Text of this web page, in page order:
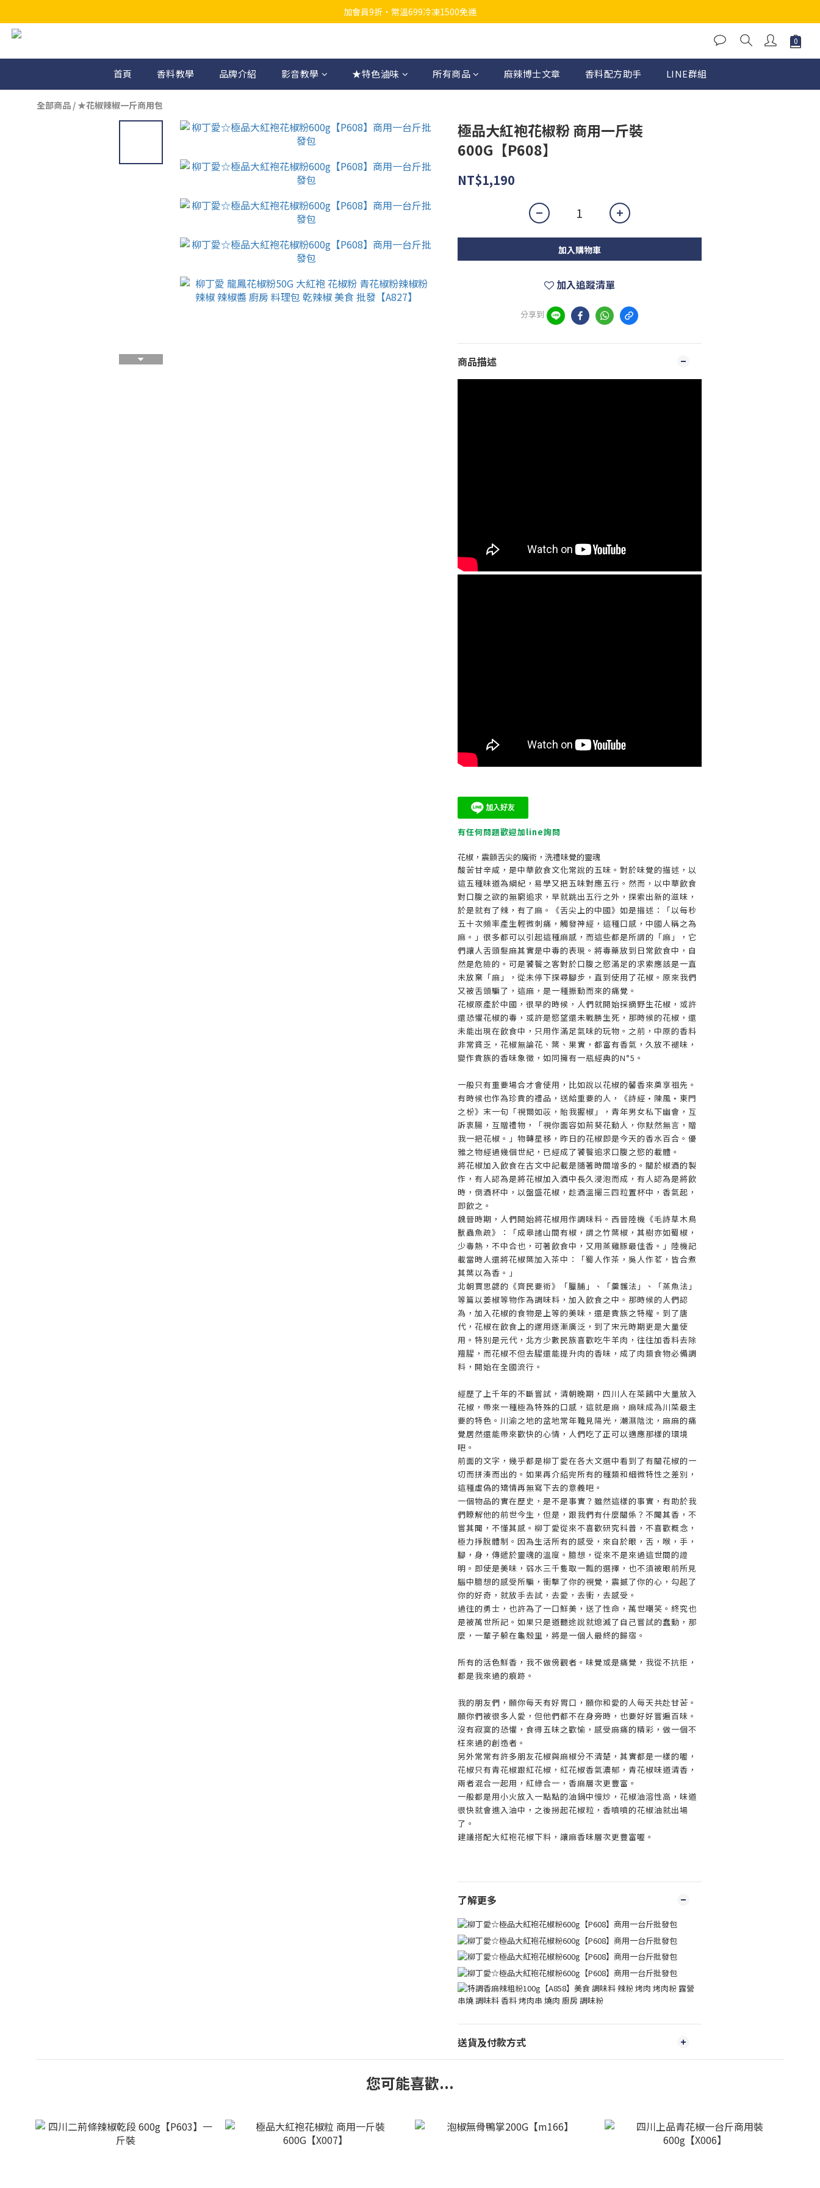
加會員9折・常溫699冷凍1500免運
首頁 香料教學 品牌介紹 影音教學 ★特色滷味 所有商品 麻辣博士文章 香料配方助手 LINE群組
全部商品 / ★花椒辣椒一斤商用包
極品大紅袍花椒粉 商用一斤裝
600G【P608】
NT$1,190
加入購物車
加入追蹤清單
分享到
商品描述
有任何問題歡迎加line詢問
花椒，震顫舌尖的魔術，洗禮味覺的靈魂
酸苦甘辛咸，是中華飲食文化常說的五味。對於味覺的描述，以
這五種味道為綱紀，易學又把五味對應五行。然而，以中華飲食
對口腹之欲的無窮追求，早就跳出五行之外，探索出新的滋味，
於是就有了辣，有了麻。《舌尖上的中國》如是描述：「以每秒
五十次頻率產生輕微刺痛，觸發神經，這種口感，中國人稱之為
麻。」很多都可以引起這種麻感，而這些都是所謂的「麻」，它
們讓人舌頭髮麻其實是中毒的表現。將毒藥放到日常飲食中，自
然是危險的。可是饕餮之客對於口腹之慾滿足的求索應該是一直
未放棄「麻」，從未停下探尋腳步，直到使用了花椒。原來我們
又被舌頭騙了，這麻，是一種振動而來的痛覺。
花椒原產於中國，很早的時候，人們就開始採摘野生花椒，或許
還恐懼花椒的毒，或許是慾望還未戰勝生死，那時候的花椒，還
未能出現在飲食中，只用作滿足氣味的玩物。之前，中原的香料
非常貧乏，花椒無論花、葉、果實，都富有香氣，久放不褪味，
變作貴族的香味象徵，如同擁有一瓶經典的N°5。
一般只有重要場合才會使用，比如說以花椒的馨香來奠享祖先。
有時候也作為珍貴的禮品，送給重要的人，《詩經·陳風·東門
之枌》末一句「視爾如荍，貽我握椒」，青年男女私下幽會，互
訴衷腸，互贈禮物，「視你面容如荊葵花動人，你默然無言，贈
我一把花椒。」物轉星移，昨日的花椒即是今天的香水百合。優
雅之物經過幾個世紀，已經成了饕餮追求口腹之慾的載體。
將花椒加入飲食在古文中記載是隨著時間增多的。關於椒酒的製
作，有人認為是將花椒加入酒中長久浸泡而成，有人認為是將飲
時，倒酒杯中，以盤盛花椒，趁酒溫撮三四粒置杯中，香氣起，
即飲之。
魏晉時期，人們開始將花椒用作調味料。西晉陸機《毛詩草木鳥
獸蟲魚疏》：「成皋諸山間有椒，謂之竹葉椒，其樹亦如蜀椒，
少毒熱，不中合也，可著飲食中，又用蒸雞豚最佳香。」陸機記
載當時人還將花椒葉加入茶中：「蜀人作茶，吳人作茗，皆合煮
其葉以為香。」
北朝賈思勰的《齊民要術》「臘脯」、「羹鑊法」、「蒸魚法」
等篇以姜椒等物作為調味料，加入飲食之中。那時候的人們認
為，加入花椒的食物是上等的美味，還是貴族之特權。到了唐
代，花椒在飲食上的運用逐漸廣泛，到了宋元時期更是大量使
用。特別是元代，北方少數民族喜歡吃牛羊肉，往往加香料去除
羶腥，而花椒不但去腥還能提升肉的香味，成了肉類食物必備調
料，開始在全國流行。
經歷了上千年的不斷嘗試，清朝晚期，四川人在菜餚中大量放入
花椒，帶來一種極為特殊的口感，這就是麻，麻味成為川菜最主
要的特色。川渝之地的盆地常年難見陽光，潮濕陰沈，麻麻的痛
覺居然還能帶來歡快的心情，人們吃了正可以適應那樣的環境
吧。
前面的文字，幾乎都是柳丁愛在各大文選中看到了有關花椒的一
切而拼湊而出的。如果再介紹完所有的種類和細微特性之差別，
這種虛偽的矯情再無寫下去的意義吧。
一個物品的實在歷史，是不是事實？雖然這樣的事實，有助於我
們瞭解他的前世今生，但是，跟我們有什麼關係？不聞其香，不
嘗其聞，不懂其感。柳丁愛從來不喜歡研究科普，不喜歡概念，
極力掙脫體制。因為生活所有的感受，來自於眼，舌，喉，手，
腳，身，傳遞於靈魂的溫度。臆想，從來不是來過這世間的證
明。即使是美味，弱水三千隻取一瓢的選擇，也不須被眼前所見
腦中臆想的感受所騙，衝擊了你的視覺，震撼了你的心，勾起了
你的好奇，就放手去試，去愛，去衝，去感受。
過往的勇士，也許為了一口鮮美，送了性命，萬世嘲笑。終究也
是被萬世所記。如果只是道聽途說就熄滅了自己嘗試的蠢動，那
麼，一輩子躲在龜殼里，將是一個人最終的歸宿。
所有的活色鮮香，我不做傍觀者。味覺或是痛覺，我從不抗拒，
都是我來過的痕跡。
我的朋友們，願你每天有好胃口，願你和愛的人每天共赴甘苦。
願你們被很多人愛，但他們都不在身旁時，也要好好嘗遍百味。
沒有寂寞的恐懼，食得五味之歡愉，感受麻痛的精彩，做一個不
枉來過的創造者。
另外常常有許多朋友花椒與麻椒分不清楚，其實都是一樣的喔，
花椒只有青花椒跟紅花椒，紅花椒香氣濃郁，青花椒味道清香，
兩者混合一起用，紅綠合一，香麻層次更豐富。
一般都是用小火放入一點點的油鍋中慢炒，花椒油溶性高，味道
很快就會進入油中，之後撈起花椒粒，香噴噴的花椒油就出場
了。
建議搭配大紅袍花椒下料，讓麻香味層次更豐富喔。
了解更多
送貨及付款方式
您可能喜歡...